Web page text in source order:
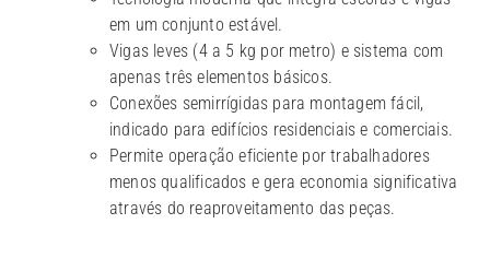
em um conjunto estável.
Vigas leves (4 a 5 kg por metro) e sistema com
apenas três elementos básicos.
Conexões semirrígidas para montagem fácil,
indicado para edifícios residenciais e comerciais.
Permite operação eficiente por trabalhadores
menos qualificados e gera economia significativa
através do reaproveitamento das peças.